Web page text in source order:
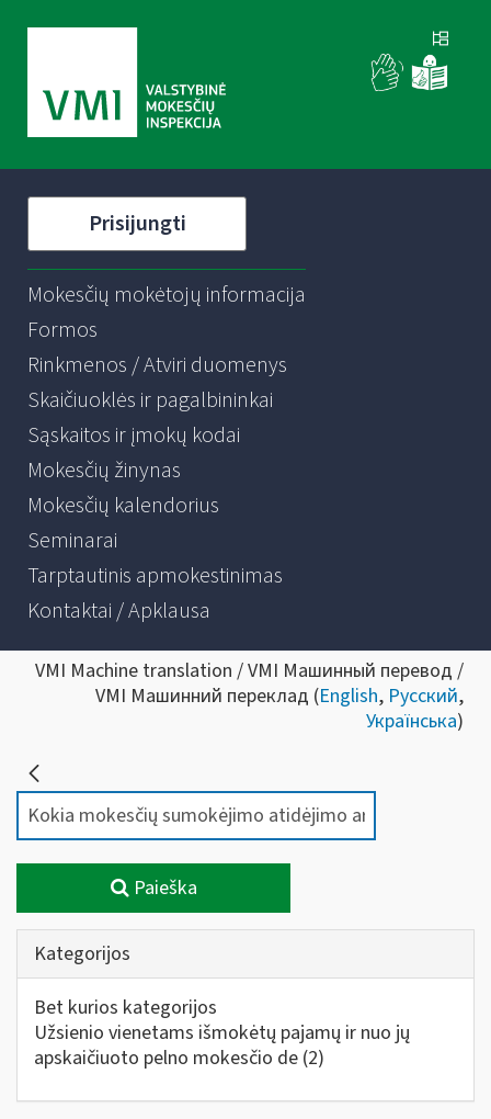
Prisijungti
Mokesčių mokėtojų informacija
Formos
Rinkmenos / Atviri duomenys
Skaičiuoklės ir pagalbininkai
Sąskaitos ir įmokų kodai
Mokesčių žinynas
Mokesčių kalendorius
Seminarai
Tarptautinis apmokestinimas
Kontaktai / Apklausa
VMI Machine translation / VMI Машинный перевод /
VMI Машинний переклад (English, Русский,
Українська)
Paieška
Kategorijos
Bet kurios kategorijos
Užsienio vienetams išmokėtų pajamų ir nuo jų
apskaičiuoto pelno mokesčio de (2)